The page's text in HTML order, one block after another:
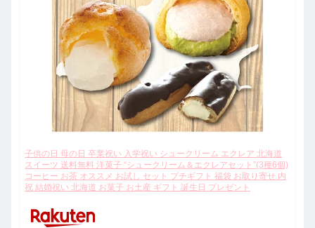
子供の日 母の日 卒業祝い 入学祝い シュークリーム エクレア 北海道
スイーツ 送料無料 洋菓子 “シュークリーム＆エクレアセット”(3種6個)
コーヒー お茶 オススメ お試し セット プチギフト 福袋 お取り寄せ 内
祝 結婚祝い 北海道 お菓子 お土産 ギフト 誕生日 プレゼント